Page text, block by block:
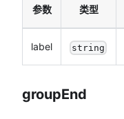
参数 类型
label string
groupEnd